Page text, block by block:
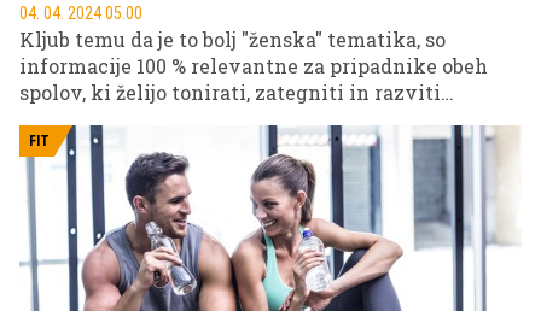
04. 04. 2024 05.00
Kljub temu da je to bolj "ženska" tematika, so
informacije 100 % relevantne za pripadnike obeh
spolov, ki želijo tonirati, zategniti in razviti
FIT